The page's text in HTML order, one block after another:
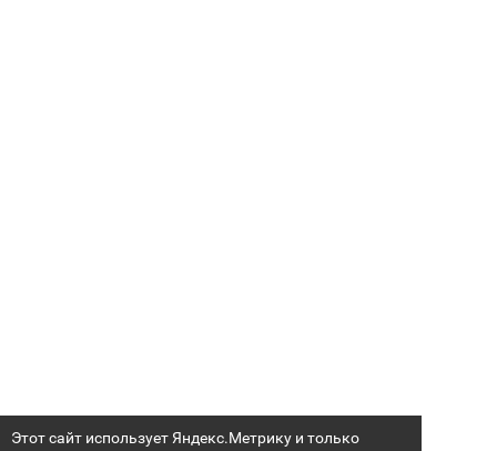
Этот сайт использует Яндекс.Метрику и только